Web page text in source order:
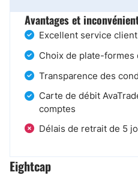
Avantages et
Excellent service client
Choix de plate-formes
Transparence des
Carte de débit
comptes
Délais de retrait de 5
Eightcap